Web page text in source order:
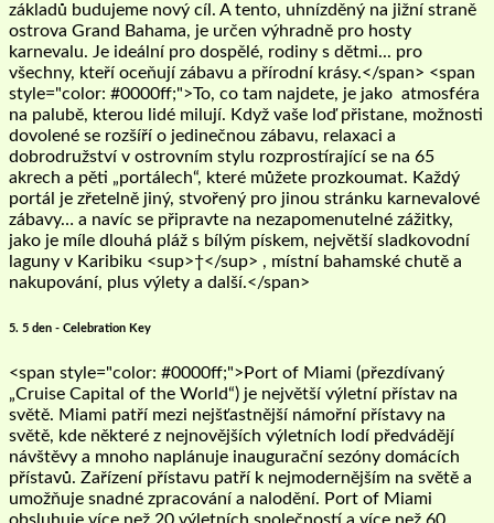
základů budujeme nový cíl. A tento, uhnízděný na jižní straně
ostrova Grand Bahama, je určen výhradně pro hosty
karnevalu. Je ideální pro dospělé, rodiny s dětmi... pro
všechny, kteří oceňují zábavu a přírodní krásy.</span> <span
style="color: #0000ff;">To, co tam najdete, je jako atmosféra
na palubě, kterou lidé milují. Když vaše loď přistane, možnosti
dovolené se rozšíří o jedinečnou zábavu, relaxaci a
dobrodružství v ostrovním stylu rozprostírající se na 65
akrech a pěti „portálech“, které můžete prozkoumat. Každý
portál je zřetelně jiný, stvořený pro jinou stránku karnevalové
zábavy… a navíc se připravte na nezapomenutelné zážitky,
jako je míle dlouhá pláž s bílým pískem, největší sladkovodní
laguny v Karibiku <sup>†</sup> , místní bahamské chutě a
nakupování, plus výlety a další.</span>
5. 5 den - Celebration Key
<span style="color: #0000ff;">Port of Miami (přezdívaný
„Cruise Capital of the World“) je největší výletní přístav na
světě. Miami patří mezi nejšťastnější námořní přístavy na
světě, kde některé z nejnovějších výletních lodí předvádějí
návštěvy a mnoho naplánuje inaugurační sezóny domácích
přístavů. Zařízení přístavu patří k nejmodernějším na světě a
umožňuje snadné zpracování a nalodění. Port of Miami